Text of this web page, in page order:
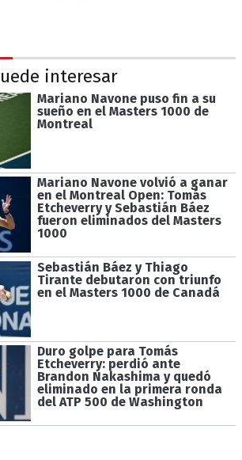
interesar
Mariano Navone puso fin a su
sueño en el Masters 1000 de
Montreal
Mariano Navone volvió a ganar
en el Montreal Open: Tomás
Etcheverry y Sebastián Báez
fueron eliminados del Masters
1000
Sebastián Báez y Thiago
Tirante debutaron con triunfo
en el Masters 1000 de Canadá
Duro golpe para Tomás
Etcheverry: perdió ante
Brandon Nakashima y quedó
eliminado en la primera ronda
del ATP 500 de Washington